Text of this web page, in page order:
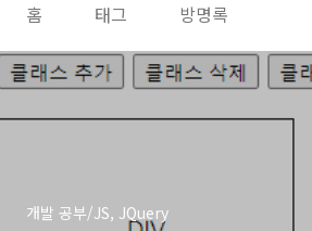
홈 태그 방명록
개발 공부/JS, JQuery